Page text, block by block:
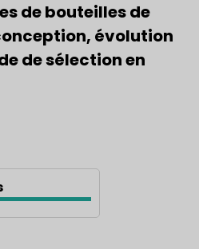
de bouteilles de
évolution
de sélection en